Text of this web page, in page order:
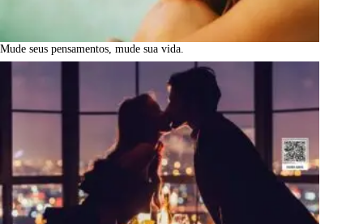
Mude seus pensamentos, mude sua vida.